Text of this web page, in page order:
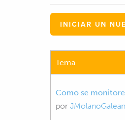
INICIAR UN
Tema
Como se
por